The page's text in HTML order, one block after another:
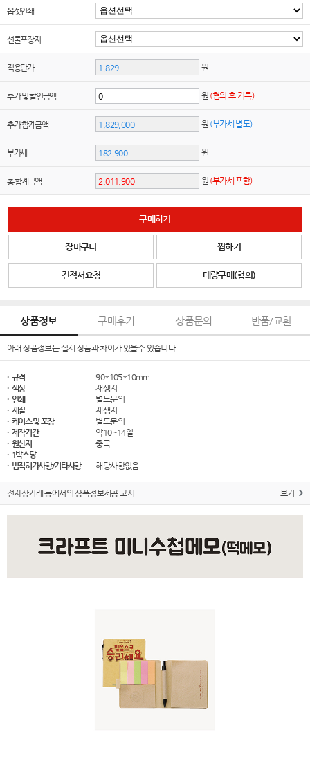
옵셋인쇄
선물포장지
적용단가 원
추가 및 할인금액 원 (협의 후 기록)
추가 합계금액 원 (부가세 별도)
부가세 원
총 합계금액 원 (부가세 포함)
구매하기
장바구니 찜하기
견적서요청 대량구매(협의)
상품정보 구매후기 상품문의 반품/교환
아래 상품정보는 실제 상품과 차이가 있을수 있습니다
· 규격
90*105*10mm
· 색상
재생지
· 인쇄
별도문의
· 재질
재생지
· 케이스 및 포장
별도문의
· 제작기간
약10~14일
· 원산지
중국
· 1박스당
· 법적허가사항/기타사항
해당사항없음
전자상거래 등에서의 상품정보제공 고시 보기